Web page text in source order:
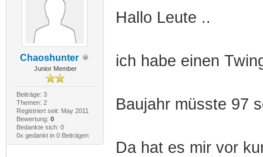
Chaoshunter
Junior Member
Beiträge: 3
Themen: 2
Registriert seit: May 2011
Bewertung: 0
Bedankte sich: 0
0x gedankt in 0 Beiträgen
Hallo Leute ..
ich habe einen
Baujahr müsste 97
Da hat es mir vor